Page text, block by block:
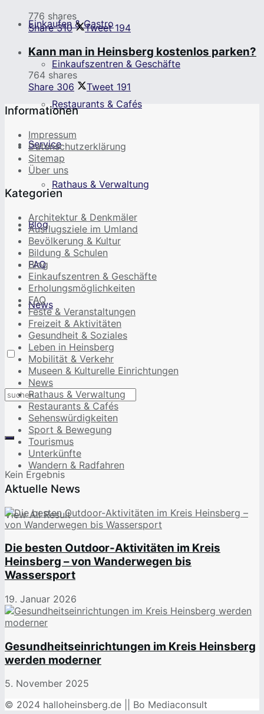
Einkaufen & Gastro
Einkaufszentren & Geschäfte
Restaurants & Cafés
Service
Rathaus & Verwaltung
Blog
FAQ
News
Kein Ergebnis
View All Result
776 shares
Share 310 Tweet 194
Kann man in Heinsberg kostenlos parken?
764 shares
Share 306 Tweet 191
Informationen
Impressum
Datenschutzerklärung
Sitemap
Über uns
Kategorien
Architektur & Denkmäler
Ausflugsziele im Umland
Bevölkerung & Kultur
Bildung & Schulen
Blog
Einkaufszentren & Geschäfte
Erholungsmöglichkeiten
FAQ
Feste & Veranstaltungen
Freizeit & Aktivitäten
Gesundheit & Soziales
Leben in Heinsberg
Mobilität & Verkehr
Museen & Kulturelle Einrichtungen
News
Rathaus & Verwaltung
Restaurants & Cafés
Sehenswürdigkeiten
Sport & Bewegung
Tourismus
Unterkünfte
Wandern & Radfahren
Aktuelle News
Die besten Outdoor-Aktivitäten im Kreis
Heinsberg – von Wanderwegen bis
Wassersport
19. Januar 2026
Gesundheitseinrichtungen im Kreis Heinsberg
werden moderner
5. November 2025
© 2024 halloheinsberg.de || Bo Mediaconsult